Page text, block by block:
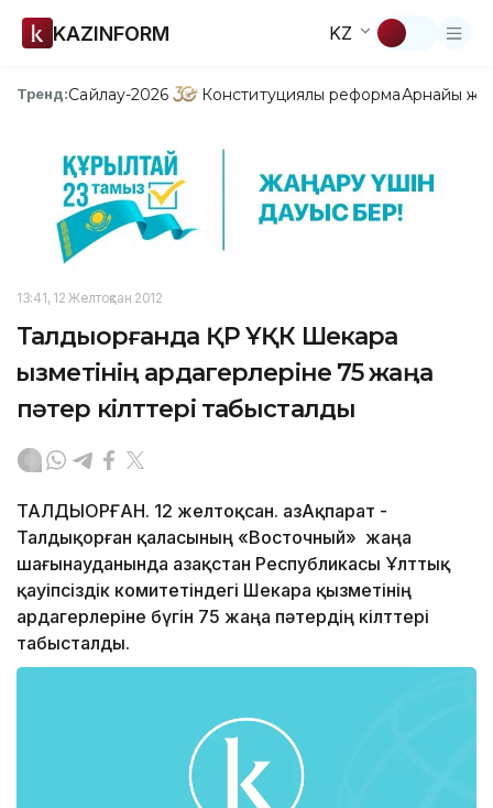
KAZINFORM KZ
Тренд:Сайлау-2026 Конституциялық реформаАрнайы
13:41, 12 Желтоқсан 2012
Талдықорғанда ҚР ҰҚК Шекара
қызметінің ардагерлеріне 75 жаңа
пәтер кілттері табысталды
ТАЛДЫҚОРҒАН. 12 желтоқсан. ҚазАқпарат -
Талдықорған қаласының «Восточный» жаңа
шағынауданында Қазақстан Республикасы Ұлттық
қауіпсіздік комитетіндегі Шекара қызметінің
ардагерлеріне бүгін 75 жаңа пәтердің кілттері
табысталды.